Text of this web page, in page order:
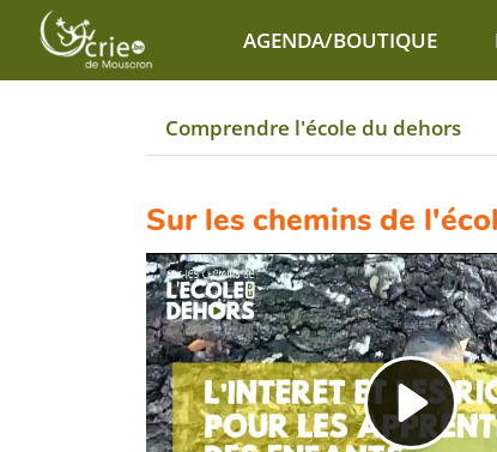
Aller au contenu principalAGENDA/BOUTIQUE
Comprendre l'école du dehors
Sur les chemins de